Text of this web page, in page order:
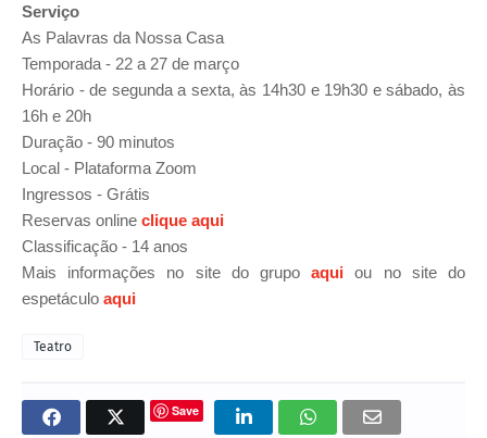
Serviço
As Palavras da Nossa Casa
Temporada - 22 a 27 de março
Horário - de segunda a sexta, às 14h30 e 19h30 e sábado, às
16h e 20h
Duração - 90 minutos
Local - Plataforma Zoom
Ingressos - Grátis
Reservas online clique aqui
Classificação - 14 anos
Mais informações no site do grupoaqui ou no site do
espetáculo aqui
Teatro
Save